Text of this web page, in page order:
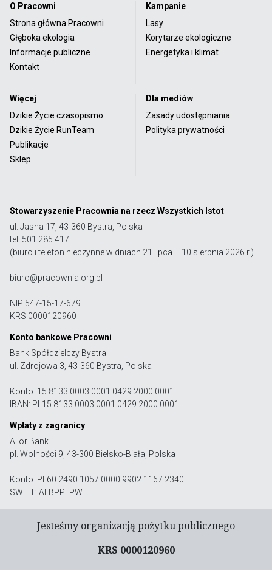
O Pracowni
Strona główna Pracowni
Głęboka ekologia
Informacje publiczne
Kontakt
Kampanie
Lasy
Korytarze ekologiczne
Energetyka i klimat
Więcej
Dzikie Życie czasopismo
Dzikie Życie RunTeam
Publikacje
Sklep
Dla mediów
Zasady udostępniania
Polityka prywatności
Stowarzyszenie Pracownia na rzecz Wszystkich Istot
ul. Jasna 17, 43-360 Bystra, Polska
tel. 501 285 417
(biuro i telefon nieczynne w dniach 21 lipca – 10 sierpnia 2026 r.)
biuro@pracownia.org.pl
NIP 547-15-17-679
KRS 0000120960
Konto bankowe Pracowni
Bank Spółdzielczy Bystra
ul. Zdrojowa 3, 43-360 Bystra, Polska
Konto: 15 8133 0003 0001 0429 2000 0001
IBAN: PL15 8133 0003 0001 0429 2000 0001
Wpłaty z zagranicy
Alior Bank
pl. Wolności 9, 43-300 Bielsko-Biała, Polska
Konto: PL60 2490 1057 0000 9902 1167 2340
SWIFT: ALBPPLPW
Jesteśmy organizacją pożytku publicznego
KRS 0000120960